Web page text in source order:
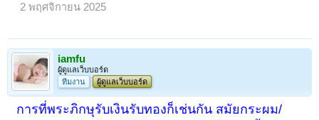
2 พฤศจิกายน 2025
iamfu
ผู้ดูแลเว็บบอร์ด
ทีมงาน
ผู้ดูแลเว็บบอร์ด
การที่พระภิกษุรับเงินรับทองก็เช่นกัน สมัยกระผม/